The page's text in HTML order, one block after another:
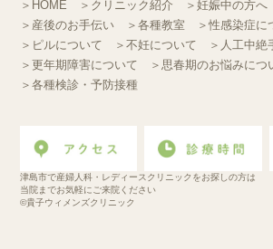
＞HOME ＞クリニック紹介 ＞妊娠中の方へ
＞産後のお手伝い
＞各種教室
＞性感染症に
＞ピルについて
＞不妊について
＞人工中絶
＞更年期障害について
＞思春期のお悩みにつ
＞各種検診・予防接種
津島市で産婦人科・レディースクリニックをお探しの方は
当院までお気軽にご来院ください
©貴子ウィメンズクリニック